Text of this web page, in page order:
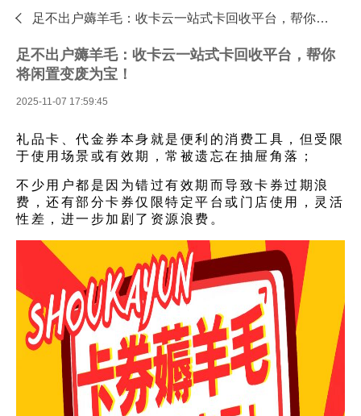
 足不出户薅羊毛：收卡云一站式卡回收平台，帮你将闲置变废为宝！—专业的礼品卡回收平台 - 收卡云
足不出户薅羊毛：收卡云一站式卡回收平台，帮你
将闲置变废为宝！
2025-11-07 17:59:45
礼品卡、代金券本身就是便利的消费工具，但受限
于使用场景或有效期，常被遗忘在抽屉角落；
不少用户都是因为错过有效期而导致卡券过期浪
费，还有部分卡券仅限特定平台或门店使用，灵活
性差，进一步加剧了资源浪费。